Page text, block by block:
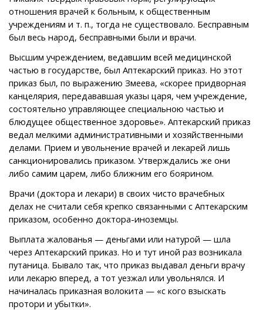
отношения врачей к больным, к общественным
учреждениям и т. п., тогда не существовало. Бесправным
был весь народ, бесправными были и врачи.
Высшим учреждением, ведавшим всей медицинской
частью в государстве, был Аптекарский приказ. Но этот
приказ был, по выражению Змеева, «скорее придворная
канцелярия, передававшая указы царя, чем учреждение,
состоятельно управляющее специальною частью и
блюдущее общественное здоровье». Аптекарский приказ
ведал мелкими административными и хозяйственными
делами. Прием и увольнение врачей и лекарей лишь
санкционировались приказом. Утверждались же они
либо самим царем, либо ближним его боярином.
Врачи (доктора и лекари) в своих чисто врачебных
делах не считали себя крепко связанными с Аптекарским
приказом, особенно доктора-иноземцы.
Выплата жалованья — деньгами или натурой — шла
через Аптекарский приказ. Но и тут иной раз возникала
путаница. Бывало так, что приказ выдавал деньги врачу
или лекарю вперед, а тот уезжал или увольнялся. И
начиналась приказная волокита — «с кого взыскать
протори и убытки».